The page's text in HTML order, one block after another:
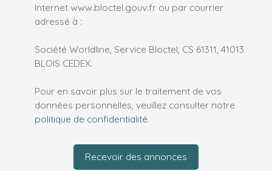
Internet www.bloctel.gouv.fr ou par courrier
adressé à :
Société Worldline, Service Bloctel, CS 61311, 41013
BLOIS CEDEX.
Pour en savoir plus sur le traitement de vos
données personnelles, veuillez consulter notre
politique de confidentialité.
Recevoir des annonces